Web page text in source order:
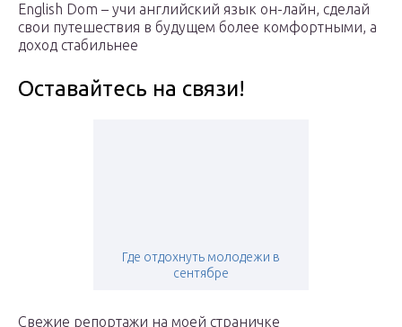
English Dom – учи английский язык он-лайн, сделай
свои путешествия в будущем более комфортными, а
доход стабильнее
Оставайтесь на связи!
Где отдохнуть молодежи в
сентябре
Свежие репортажи на моей страничке